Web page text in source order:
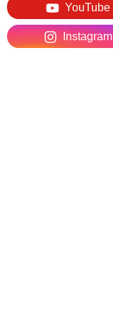
YouTube
Instagram